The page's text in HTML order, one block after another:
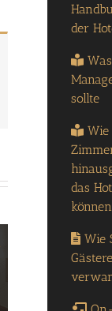
der
sollte
Wie
das
können
Wie